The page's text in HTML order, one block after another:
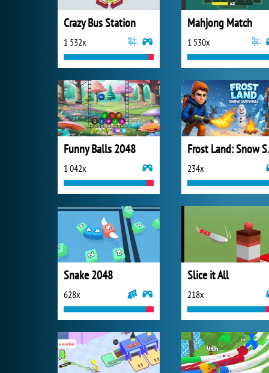
Crazy Bus Station
1 532x
Mahjong Match
1 530x
Funny Balls 2048
1 042x 234x
Snake 2048
628x
Slice it All
218x